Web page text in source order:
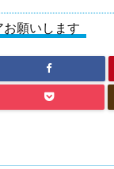
願いします